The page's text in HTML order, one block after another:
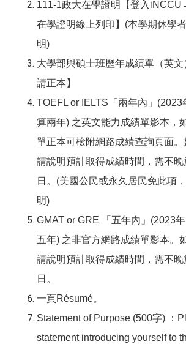
111-1政大在學證明【登入
在學證明線上列印】(本學期休學
明)
大學部與碩士班歷年成績單（英
請正本】
TOEFL or IELTS 「兩年內」
算兩年) 之英文能力成績單影本，
單正本可檢附網路成績查詢頁面。
請說明預計取得成績時間，需不
日。(美國公民或永久居民免此項
明)
GMAT or GRE
「五年內」(2023
五年) 之非官方網路成績單影本。
請說明預計取得成績時間，需不
日。
一頁Résumé。
Statement of Purpose (500字) ：
statement introducing yourself to